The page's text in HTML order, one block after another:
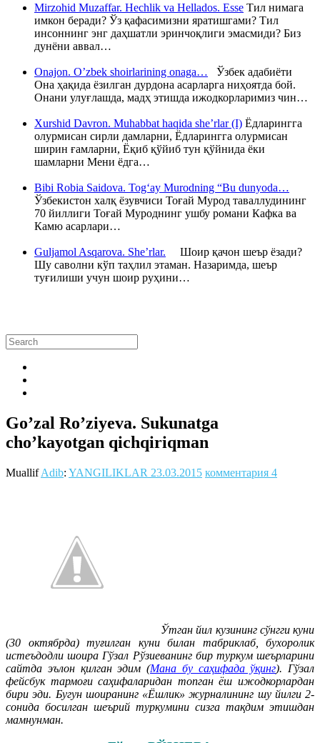
Mirzohid Muzaffar. Hechlik va Hellados. Esse Тил нимага
имкон беради? Ўз қафасимизни яратишгами? Тил
инсоннинг энг даҳшатли эринчоқлиги эмасмиди? Биз
дунёни аввал…
Onajon. O’zbek shoirlarining onaga… Ўзбек адабиёти
Она ҳақида ёзилган дурдона асарларга ниҳоятда бой.
Онани улуғлашда, мадҳ этишда ижодкорларимиз чин…
Xurshid Davron. Muhabbat haqida she’rlar (I) Ёдларингга
олурмисан сирли дамларни, Ёдларингга олурмисан
ширин ғамларни, Ёқиб қўйиб тун қўйнида ёки
шамларни Мени ёдга…
Bibi Robia Saidova. Tog‘ay Murodning “Bu dunyoda…
Ўзбекистон халқ ёзувчиси Тоғай Мурод таваллудининг
70 йиллиги Тоғай Муроднинг ушбу романи Кафка ва
Камю асарлари…
Guljamol Asqarova. She’rlar. Шоир қачон шеър ёзади?
Шу саволни кўп таҳлил этаман. Назаримда, шеър
туғилиши учун шоир руҳини…
Go’zal Ro’ziyeva. Sukunatga
cho’kayotgan qichqiriqman
MuallifAdib: YANGILIKLAR 23.03.2015 комментария 4
Ўтган йил кузининг сўнгги куни
(30 октябрда) туғилган куни билан табриклаб, бухоролик
истеъдодли шоира Гўзал Рўзиеванинг бир туркум шеърларини
сайтда эълон қилган эдим (Мана бу саҳифада ўқинг). Гўзал
фейсбук тармоғи саҳифаларидан топган ёш ижодкорлардан
бири эди. Бугун шоиранинг «Ёшлик» журналининг шу йилги 2-
сонида босилган шеърий туркумини сизга тақдим этишдан
мамнунман.